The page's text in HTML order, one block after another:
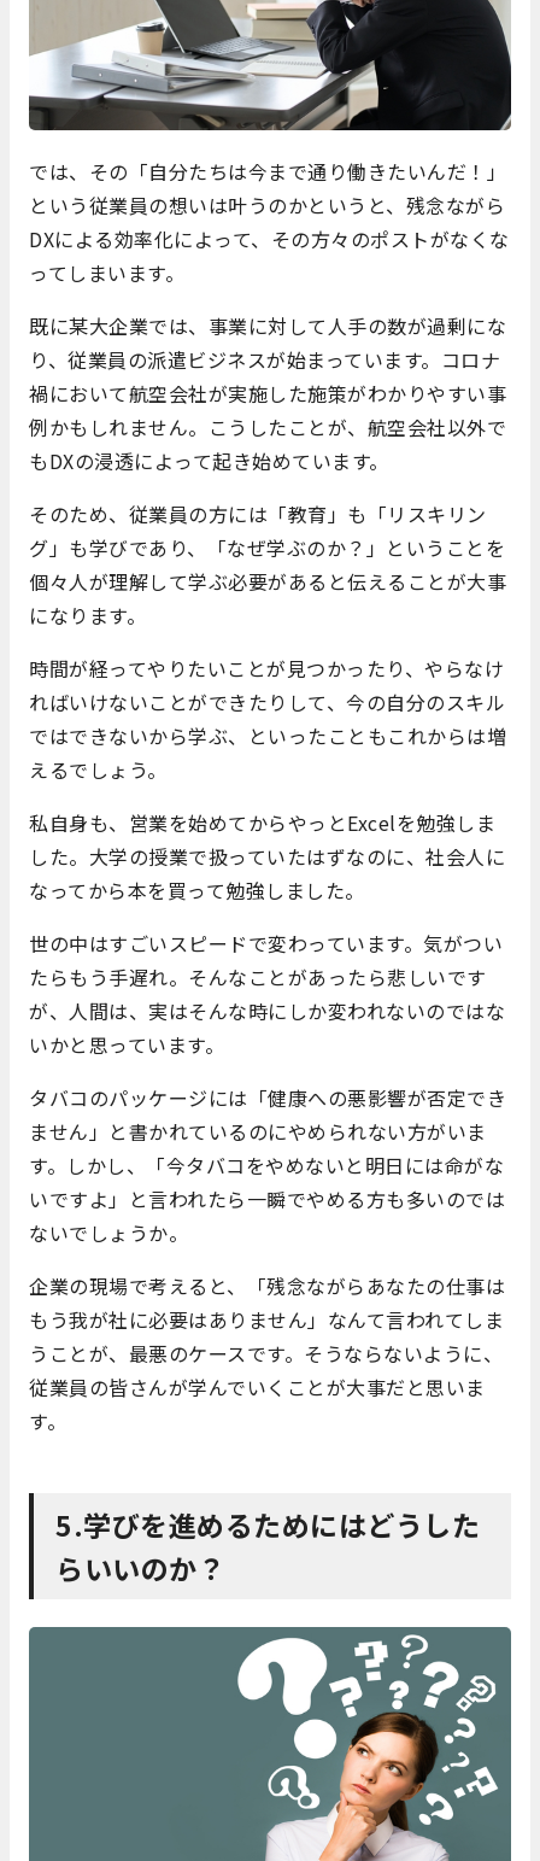
では、その「自分たちは今まで通り働きたいんだ！」
という従業員の想いは叶うのかというと、残念ながら
DXによる効率化によって、その方々のポストがなくな
ってしまいます。
既に某大企業では、事業に対して人手の数が過剰にな
り、従業員の派遣ビジネスが始まっています。コロナ
禍において航空会社が実施した施策がわかりやすい事
例かもしれません。こうしたことが、航空会社以外で
もDXの浸透によって起き始めています。
そのため、従業員の方には「教育」も「リスキリン
グ」も学びであり、「なぜ学ぶのか？」ということを
個々人が理解して学ぶ必要があると伝えることが大事
になります。
時間が経ってやりたいことが見つかったり、やらなけ
ればいけないことができたりして、今の自分のスキル
ではできないから学ぶ、といったこともこれからは増
えるでしょう。
私自身も、営業を始めてからやっとExcelを勉強しま
した。大学の授業で扱っていたはずなのに、社会人に
なってから本を買って勉強しました。
世の中はすごいスピードで変わっています。気がつい
たらもう手遅れ。そんなことがあったら悲しいです
が、人間は、実はそんな時にしか変われないのではな
いかと思っています。
タバコのパッケージには「健康への悪影響が否定でき
ません」と書かれているのにやめられない方がいま
す。しかし、「今タバコをやめないと明日には命がな
いですよ」と言われたら一瞬でやめる方も多いのでは
ないでしょうか。
企業の現場で考えると、「残念ながらあなたの仕事は
もう我が社に必要はありません」なんて言われてしま
うことが、最悪のケースです。そうならないように、
従業員の皆さんが学んでいくことが大事だと思いま
す。
5.学びを進めるためにはどうした
らいいのか？